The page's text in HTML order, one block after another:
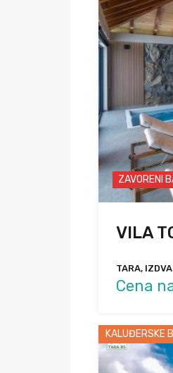
ZAVORENI
VILA
TARA,
Cena
KALUĐERSKE